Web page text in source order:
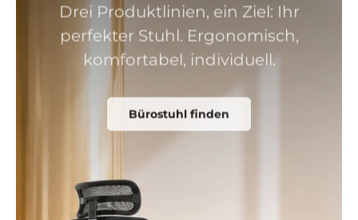
Drei Produktlinien, ein Ziel: Ihr
perfekter Stuhl. Ergonomisch,
komfortabel, individuell.
Bürostuhl finden